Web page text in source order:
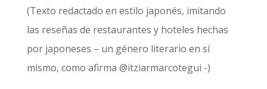
(Texto redactado en estilo japonés, imitando
las reseñas de restaurantes y hoteles hechas
por japoneses – un género literario en sí
mismo, como afirma @itziarmarcotegui -)